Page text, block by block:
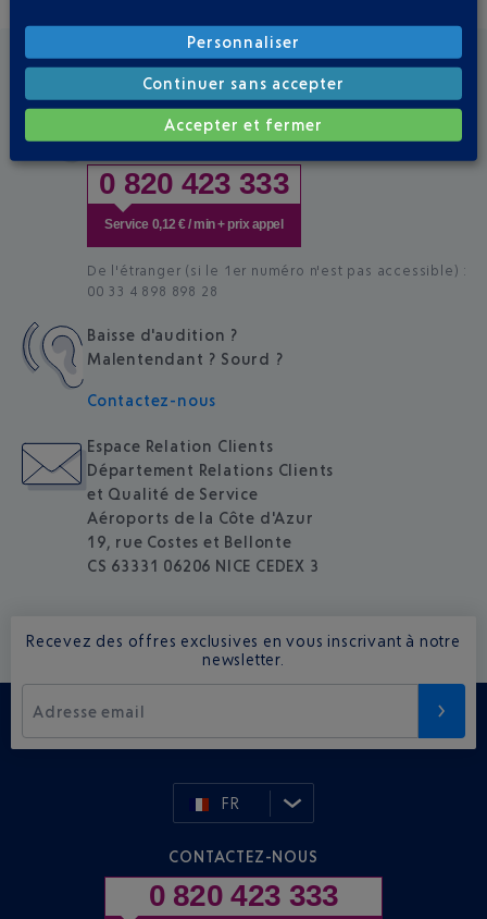
Autres moyens de contact
De 7h00 à 21h00 tous les jours - depuis la
France et l'étranger
0 820 423 333
Service 0,12 € / min + prix appel
De l'étranger (si le 1er numéro n'est pas accessible) :
00 33 4 898 898 28
Baisse d'audition ?
Malentendant ? Sourd ?
Contactez-nous
Espace Relation Clients
Département Relations Clients
et Qualité de Service
Aéroports de la Côte d'Azur
19, rue Costes et Bellonte
CS 63331 06206 NICE CEDEX 3
Recevez des offres exclusives en vous inscrivant à notre
newsletter.
Adresse email
FR
CONTACTEZ-NOUS
0 820 423 333
Personnaliser
Continuer sans accepter
Accepter et fermer